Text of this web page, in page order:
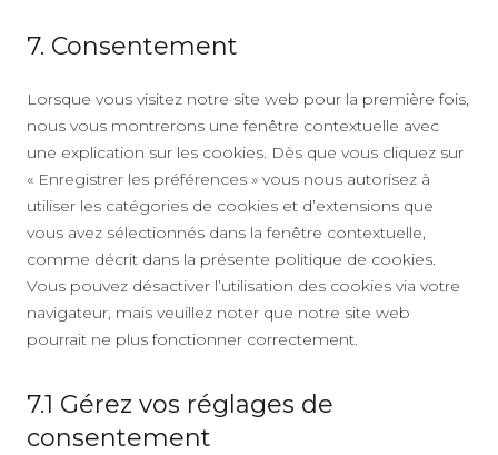
7. Consentement
Lorsque vous visitez notre site web pour la première fois,
nous vous montrerons une fenêtre contextuelle avec
une explication sur les cookies. Dès que vous cliquez sur
« Enregistrer les préférences » vous nous autorisez à
utiliser les catégories de cookies et d’extensions que
vous avez sélectionnés dans la fenêtre contextuelle,
comme décrit dans la présente politique de cookies.
Vous pouvez désactiver l’utilisation des cookies via votre
navigateur, mais veuillez noter que notre site web
pourrait ne plus fonctionner correctement.
7.1 Gérez vos réglages de
consentement